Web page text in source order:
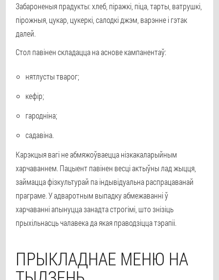
Забароненыя прадукты: хлеб, піражкі, піца, тарты, ватрушкі,
пірожныя, цукар, цукеркі, салодкі джэм, варэнне і гэтак
далей.
Стол павінен складацца на аснове кампанентаў:
нятлусты тварог;
кефір;
гародніна;
садавіна.
Карэкцыя вагі не абмяжоўваецца нізкакаларыйным
харчаваннем. Пацыент павінен весці актыўны лад жыцця,
займацца фізкультурай па індывідуальна распрацаванай
праграме. У адваротным выпадку абмежаванні ў
харчаванні апынуцца занадта строгімі, што знізіць
прыхільнасць чалавека да якая праводзіцца тэрапіі.
ПРЫКЛАДНАЕ МЕНЮ НА